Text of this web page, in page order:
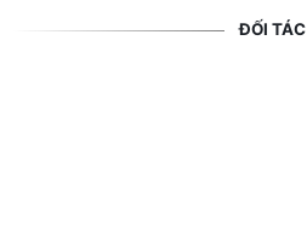
ĐỐI TÁC